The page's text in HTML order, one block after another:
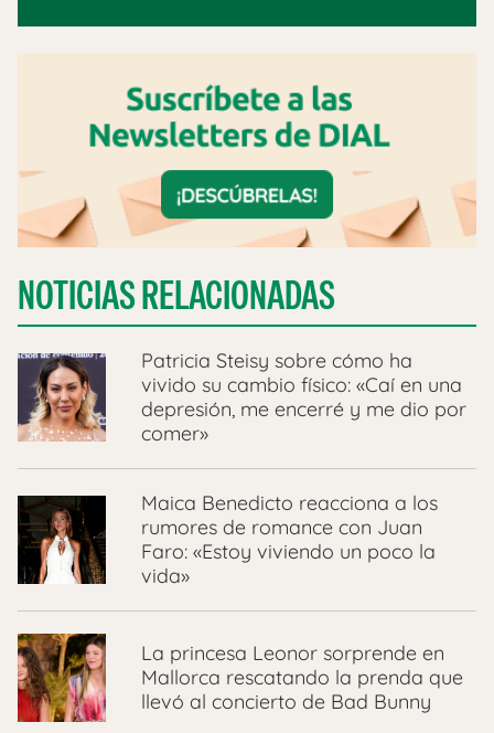
NOTICIAS RELACIONADAS
Patricia Steisy sobre cómo ha
vivido su cambio físico: «Caí en una
depresión, me encerré y me dio por
comer»
Maica Benedicto reacciona a los
rumores de romance con Juan
Faro: «Estoy viviendo un poco la
vida»
La princesa Leonor sorprende en
Mallorca rescatando la prenda que
llevó al concierto de Bad Bunny